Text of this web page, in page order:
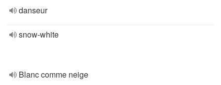
danseur
snow-white
Blanc comme neige